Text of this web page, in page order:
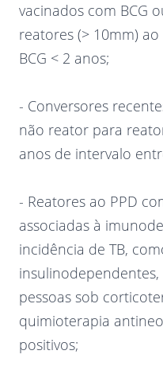
vacinados com BCG
reatores (> 10mm)
BCG < 2 anos;
- Conversores
não reator para
anos de intervalo
- Reatores ao PPD
associadas à
incidência de TB,
insulinodependentes,
pessoas sob
quimioterapia
positivos;